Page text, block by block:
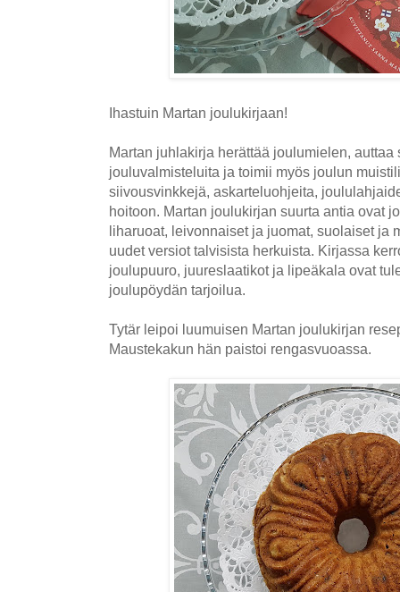
Ihastuin Martan joulukirjaan!
Martan juhlakirja herättää joulumielen, auttaa
jouluvalmisteluita ja toimii myös joulun
siivousvinkkejä, askarteluohjeita,
hoitoon. Martan joulukirjan suurta antia ovat
liharuoat, leivonnaiset ja juomat, suolaiset ja
uudet versiot talvisista herkuista. Kirjassa
joulupuuro, juureslaatikot ja lipeäkala ovat
joulupöydän tarjoilua.
Tytär leipoi luumuisen Martan joulukirjan
Maustekakun hän paistoi rengasvuoassa.